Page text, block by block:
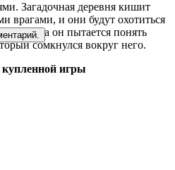
Загадочная деревня кишит
врагами, и они будут охотиться
пока он пытается понять
сомкнулся вокруг него.
купленной игры